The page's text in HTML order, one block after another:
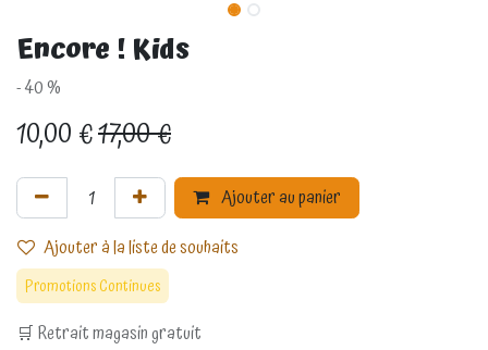
Encore ! Kids
- 40 %
10,00€17,00€
Ajouter au panier
Ajouter à la liste de souhaits
Promotions Continues
🛒 Retrait magasin gratuit